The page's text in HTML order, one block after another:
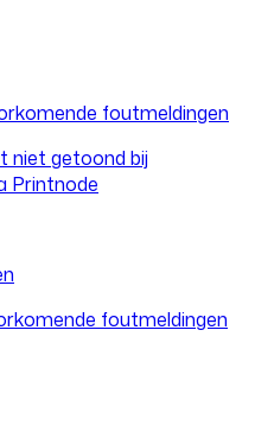
foutmeldingen
niet getoond bij
Printnode
foutmeldingen